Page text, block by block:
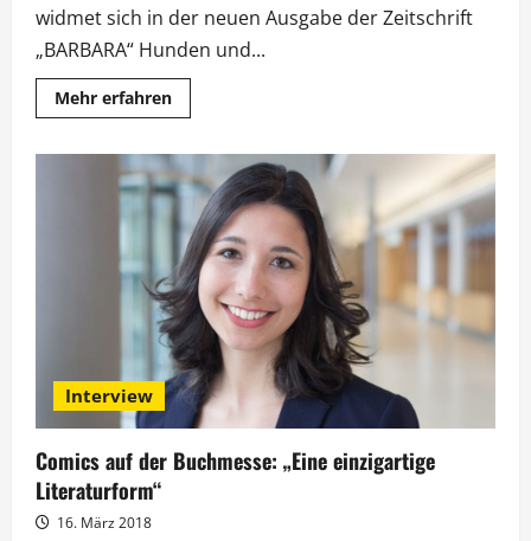
widmet sich in der neuen Ausgabe der Zeitschrift
„BARBARA“ Hunden und...
Mehr erfahrenMehr
Informationen
Wilde
in
„BARBARA“:
„Hunde
zeigen
dir,
wie
Liebe
sein
sollte“
Interview
Comics auf der Buchmesse: „Eine einzigartige
Literaturform“
16. März 2018